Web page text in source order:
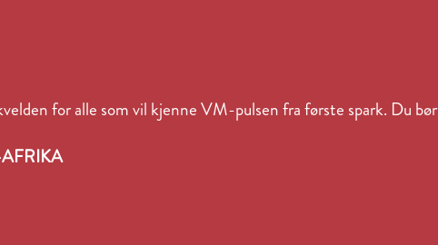
for alle som vil kjenne VM-pulsen fra første spark. Du bør